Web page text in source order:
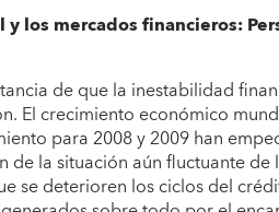
y los mercados financieros:
de que la inestabilidad
El crecimiento económico
para 2008 y 2009 han
de la situación aún fluctuante
se deterioren los ciclos del